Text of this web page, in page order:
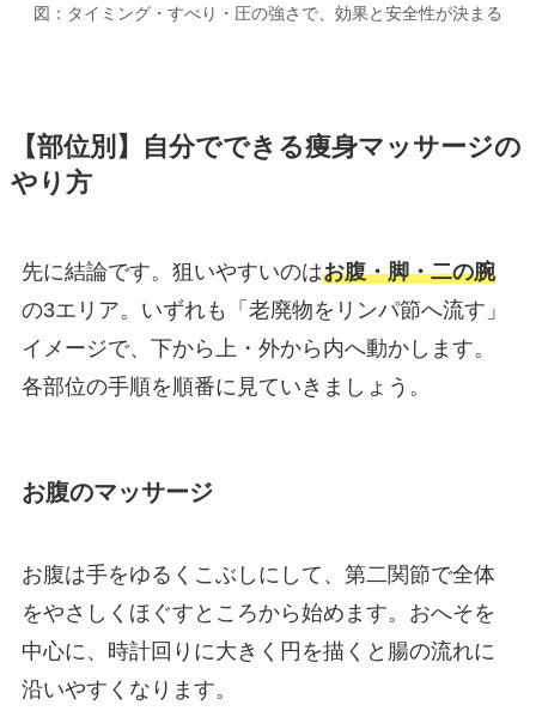
図：タイミング・すべり・圧の強さで、効果と安全性が決まる
【部位別】自分でできる痩身マッサージの
やり方
先に結論です。狙いやすいのはお腹・脚・二の腕
の3エリア。いずれも「老廃物をリンパ節へ流す」
イメージで、下から上・外から内へ動かします。
各部位の手順を順番に見ていきましょう。
お腹のマッサージ
お腹は手をゆるくこぶしにして、第二関節で全体
をやさしくほぐすところから始めます。おへそを
中心に、時計回りに大きく円を描くと腸の流れに
沿いやすくなります。